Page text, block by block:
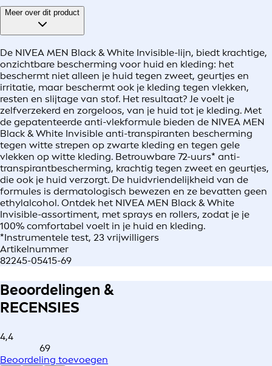
Meer over dit product
De NIVEA MEN Black & White Invisible-lijn, biedt krachtige,
onzichtbare bescherming voor huid en kleding: het
beschermt niet alleen je huid tegen zweet, geurtjes en
irritatie, maar beschermt ook je kleding tegen vlekken,
resten en slijtage van stof. Het resultaat? Je voelt je
zelfverzekerd en zorgeloos, van je huid tot je kleding. Met
de gepatenteerde anti-vlekformule bieden de NIVEA MEN
Black & White Invisible anti-transpiranten bescherming
tegen witte strepen op zwarte kleding en tegen gele
vlekken op witte kleding. Betrouwbare 72-uurs* anti-
transpirantbescherming, krachtig tegen zweet en geurtjes,
die ook je huid verzorgt. De huidvriendelijkheid van de
formules is dermatologisch bewezen en ze bevatten geen
ethylalcohol. Ontdek het NIVEA MEN Black & White
Invisible-assortiment, met sprays en rollers, zodat je je
100% comfortabel voelt in je huid en kleding.
*Instrumentele test, 23 vrijwilligers
Artikelnummer
82245-05415-69
Beoordelingen &
RECENSIES
4,4
69
Beoordeling toevoegen